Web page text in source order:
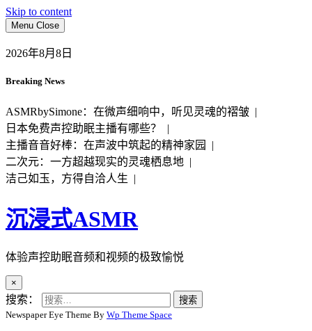
Skip to content
Menu Close
2026年8月8日
Breaking News
ASMRbySimone：在微声细响中，听见灵魂的褶皱 |
日本免费声控助眠主播有哪些？ |
主播音音好棒：在声波中筑起的精神家园 |
二次元：一方超越现实的灵魂栖息地 |
洁己如玉，方得自洽人生 |
沉浸式ASMR
体验声控助眠音频和视频的极致愉悦
×
搜索：
Newspaper Eye Theme By Wp Theme Space